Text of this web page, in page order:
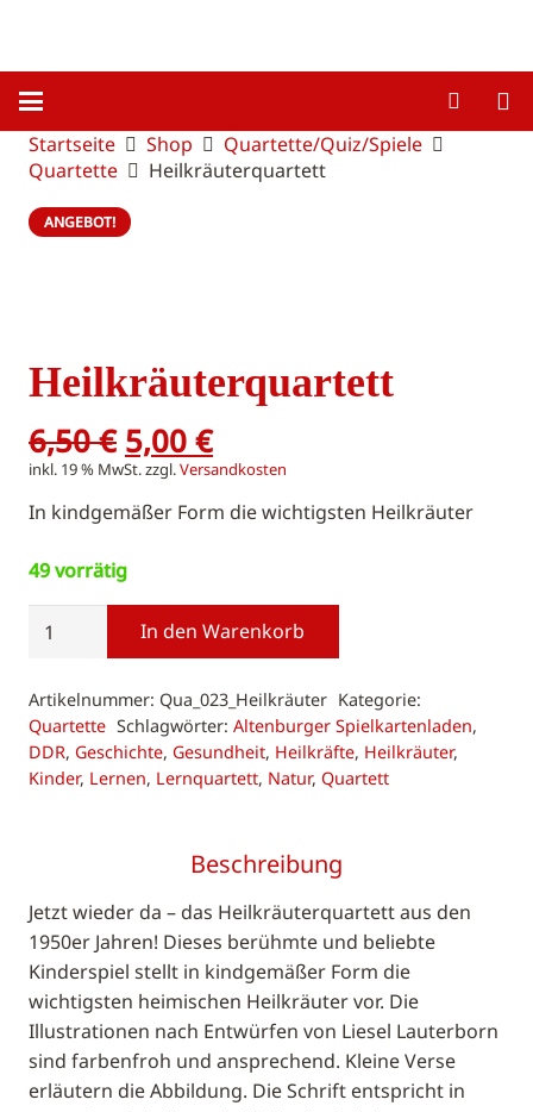
ANGEBOT!
Startseite Shop
Quartette/Quiz/Spiele
Quartette
Heilkräuterquartett
Heilkräuterquartett
6,50€ Ursprünglicher
Preis
war:
6,50 €
5,00 €Aktueller
Preis
ist:
5,00 €.
inkl. 19 % MwSt.zzgl.Versandkosten
In kindgemäßer Form die wichtigsten Heilkräuter
49 vorrätig
Heilkräuterquartett
Menge
In den Warenkorb
Artikelnummer: Qua_023_Heilkräuter Kategorie:
Quartette Schlagwörter: Altenburger Spielkartenladen,
DDR, Geschichte, Gesundheit, Heilkräfte, Heilkräuter,
Kinder, Lernen, Lernquartett, Natur, Quartett
Beschreibung
Jetzt wieder da – das Heilkräuterquartett aus den
1950er Jahren! Dieses berühmte und beliebte
Kinderspiel stellt in kindgemäßer Form die
wichtigsten heimischen Heilkräuter vor. Die
Illustrationen nach Entwürfen von Liesel Lauterborn
sind farbenfroh und ansprechend. Kleine Verse
erläutern die Abbildung. Die Schrift entspricht in